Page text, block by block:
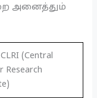
அனைத்தும்
(Central
Research